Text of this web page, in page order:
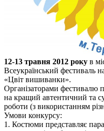
12-13 травня 2012 року в
Всеукраїнський фестиваль
«Цвіт вишиванки».
Організаторами фестивалю
на кращий автентичний та
роботи (з використанням
Умови конкурсу:
1. Костюми представляє